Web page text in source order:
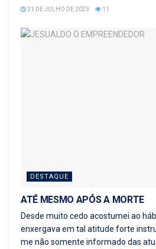
31 DE JULHO DE 2023 11
DESTAQUE
ATÉ MESMO APÓS A MORTE
Desde muito cedo acostumei ao
enxergava em tal atitude forte
me não somente informado das